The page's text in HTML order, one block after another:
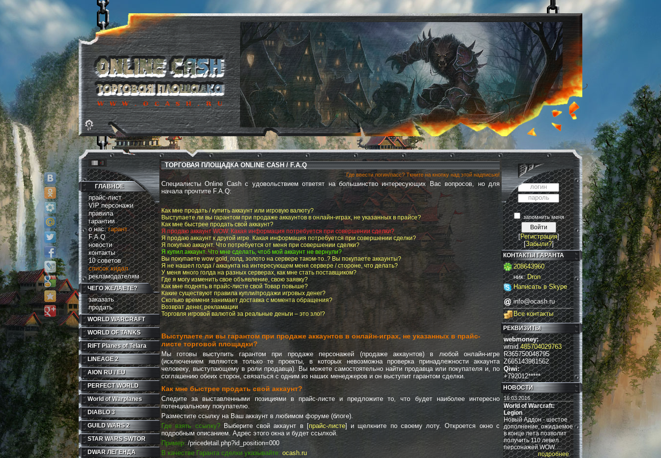
ГЛАВНОЕ
прайс-лист
VIP персонажи
правила
гарантии
о нас:гарант
F.A.Q
новости
контакты
10 советов
список кидал
рекламодателям
ЧЕГО ЖЕЛАЕТЕ?
заказать
продать
WORLD WARCRAFT
WORLD OF TANKS
RIFT Planes of Telara
LINEAGE 2
AION RU / EU
PERFECT WORLD
World of Warplanes
DIABLO 3
GUILD WARS 2
STAR WARS SWTOR
DWAR ЛЕГЕНДА
ТОРГОВАЯ ПЛОЩАДКА ONLINE CASH / F.A.Q
Где ввести логин/пасс? Ткните на кнопку над этой надписью!
Специалисты Online Cash с удовольствием ответят на большинство интересующих Вас вопросов, но для
начала прочтите F.A.Q:
Как мне продать / купить аккаунт или игровую валюту?
Выступаете ли вы гарантом при продаже аккаунтов в онлайн-играх, не указанных в прайсе?
Как мне быстрее продать свой аккаунт?
Я продаю аккаунт WOW. Какая информация потребуется при совершении сделки?
Я продаю аккаунт к другой игре. Какая информация потребуется при совершении сделки?
Я покупаю аккаунт. Что потребуется от меня при совершении сделки?
Я купил аккаунт. Что мне сделать, чтоб мой аккаунт не вернули?
Вы покупаете wow gold, голд, золото на сервере таком-то..? Вы покупаете аккаунты?
Я не нашел голда / аккаунта на интересующем меня сервере / стороне, что делать?
У меня много голда на разных серверах, как мне стать поставщиком?
Где я могу изменить свое объявление, свою заявку?
Как мне поднять в прайс-листе свой Товар повыше?
Какие существуют правила купли/продажи игровых денег?
Сколько времени занимает доставка с момента обращения?
Возврат денег, рекламации
Торговля игровой валютой за реальные деньги – это зло!?
Выступаете ли вы гарантом при продаже аккаунтов в онлайн-играх, не указанных в прайс-
листе торговой площадки?
Мы готовы выступить гарантом при продаже персонажей (продаже аккаунтов) в любой онлайн-игре
(исключением являются только те проекты, в которых невозможна проверка принадлежности аккаунта
человеку, выступающему в роли продавца). Вы можете самостоятельно найти продавца или покупателя и, по
соглашению обеих сторон, связаться с одним из наших менеджеров и он выступит гарантом сделки.
Как мне быстрее продать свой аккаунт?
Cледите за выставленными позициями в прайс-листе и предложите то, что будет наиболее интересно
потенциальному покупателю.
Разместите ссылку на Ваш аккаунт в любимом форуме (блоге).
Где взять ссылку?Выберите свой аккаунт в [прайс-листе] и щелкните по своему лоту. Откроется окно с
подробным описанием. Адрес этого окна и будет ссылкой.
Пример: /pricedetail.php?id_position=000
В качестве Гаранта сделки указывайте: ocash.ru
логин
пароль
запомнить меня
[Регистрация]
[Забыли?]
КОНТАКТЫ ГАРАНТА
208643960
ник:Dron
Написать в Skype
info@ocash.ru
Все контакты
РЕКВИЗИТЫ
webmoney:
wmid485704029763
R365750048795
Z665143981562
Qiwi:
+792012*****
НОВОСТИ
16.03.2016
World of Warcraft:
Legion
Новый Аддон - шестое
дополнение, ожидаемое
в конце лета позволит
получить 110 левел
персонажей WOW. ...
подробнее